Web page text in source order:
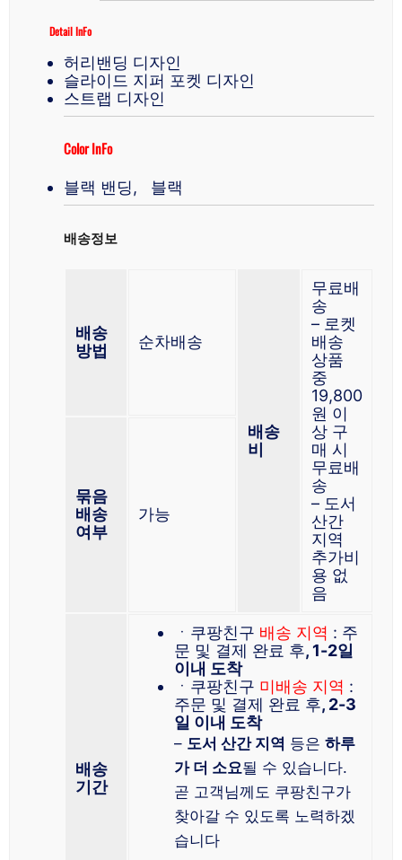
Detail InFo
허리밴딩 디자인
슬라이드 지퍼 포켓 디자인
스트랩 디자인
Color InFo
블랙 밴딩, 블랙
배송정보
배송
방법
순차배송
배송
비
무료배
송
– 로켓
배송
상품
중
19,800
원 이
상 구
매 시
무료배
송
– 도서
산간
지역
추가비
용 없
음
묶음
배송
여부
가능
배송
기간
ㆍ쿠팡친구 배송 지역 : 주
문 및 결제 완료 후, 1-2일
이내 도착
ㆍ쿠팡친구 미배송 지역 :
주문 및 결제 완료 후, 2-3
일 이내 도착
– 도서 산간 지역 등은 하루
가 더 소요될 수 있습니다.
곧 고객님께도 쿠팡친구가
찾아갈 수 있도록 노력하겠
습니다